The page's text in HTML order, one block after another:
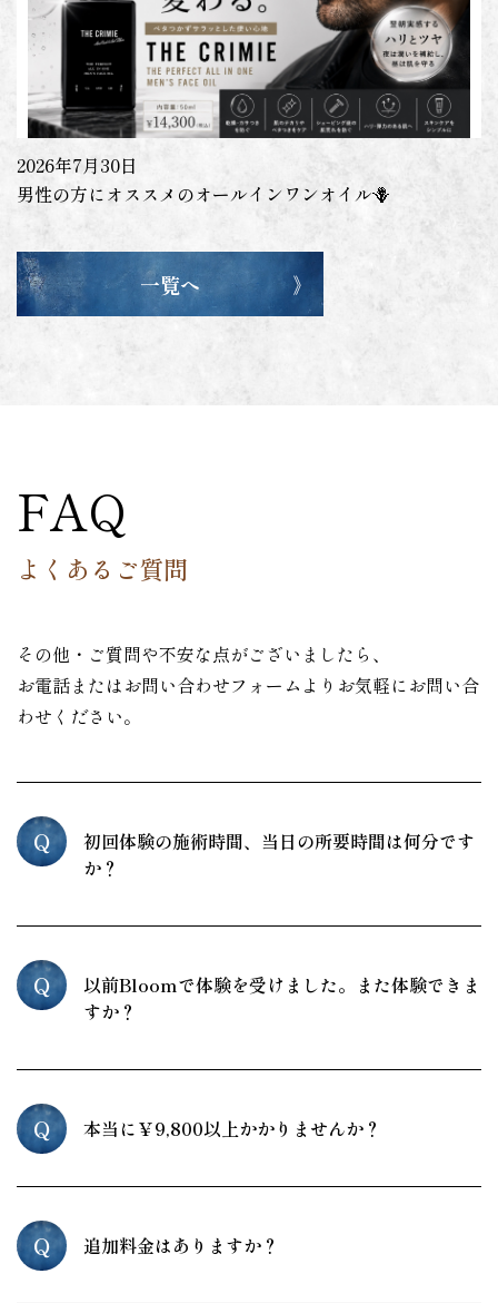
2026年7月30日
男性の方にオススメのオールインワンオイル🪻
一覧へ
FAQ
よくあるご質問
その他・ご質問や不安な点がございましたら、
お電話またはお問い合わせフォームよりお気軽にお問い合
わせください。
Q
初回体験の施術時間、当日の所要時間は何分です
か？
Q
以前Bloomで体験を受けました。また体験できま
すか？
Q 本当に￥9,800以上かかりませんか？
Q 追加料金はありますか？